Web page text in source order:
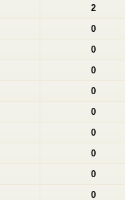
2
0
0
0
0
0
0
0
0
0